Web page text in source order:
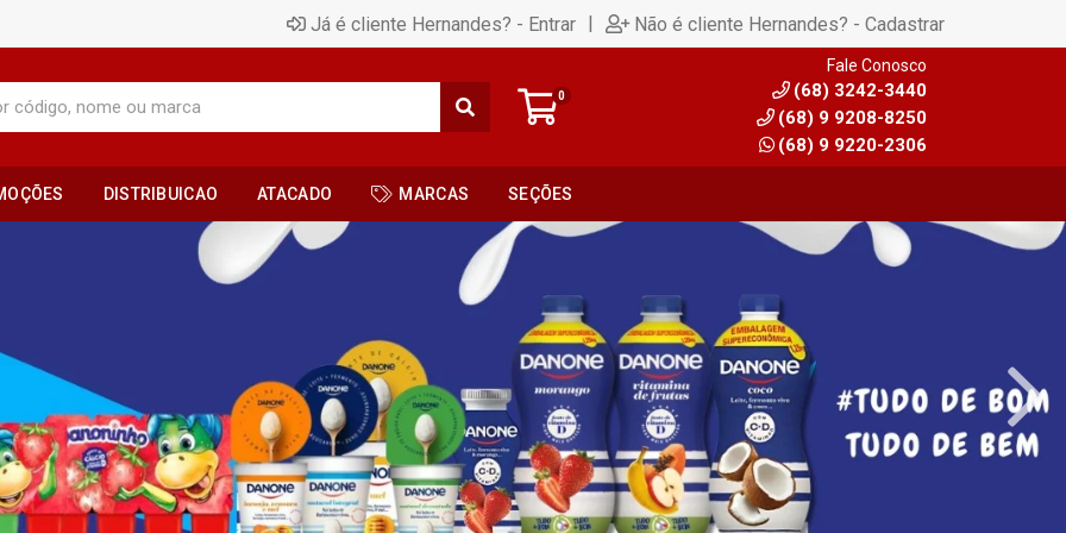
Já é cliente Hernandes? - Entrar | Não é cliente Hernandes? - Cadastrar
0
Fale Conosco
(68) 3242-3440
(68) 9 9208-8250
(68) 9 9220-2306
DISTRIBUICAO ATACADO MARCAS SEÇÕES